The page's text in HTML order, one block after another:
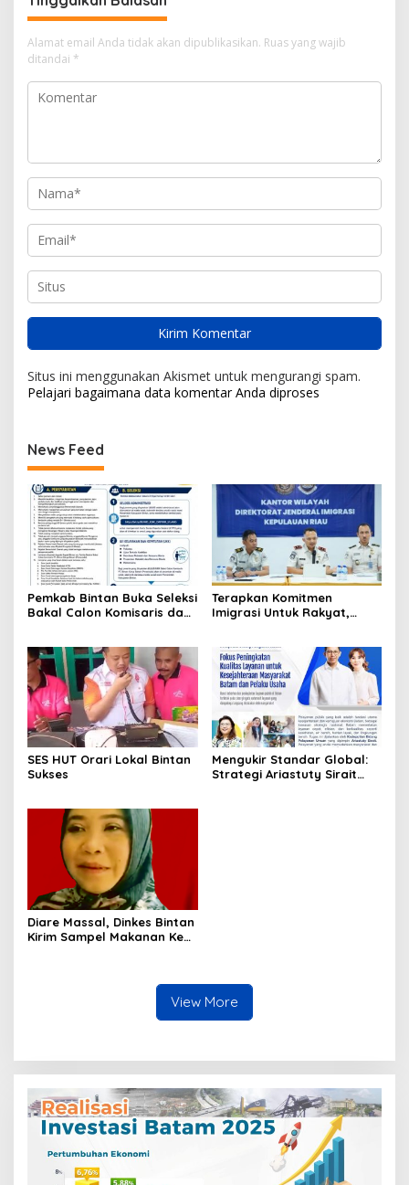
Alamat email Anda tidak akan dipublikasikan. Ruas yang wajib
ditandai *
Situs ini menggunakan Akismet untuk mengurangi spam.
Pelajari bagaimana data komentar Anda diproses
News Feed
Pemkab Bintan Buka Seleksi
Bakal Calon Komisaris dan
Terapkan Komitmen
Imigrasi Untuk Rakyat,
Penghargaan
SES HUT Orari Lokal Bintan
Sukses
Mengukir Standar Global:
Strategi Ariastuty Sirait
Diare Massal, Dinkes Bintan
Kirim Sampel Makanan Ke
View More